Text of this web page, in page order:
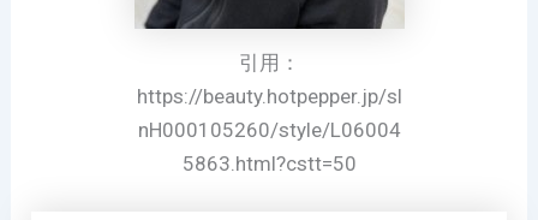
引用：
https://beauty.hotpepper.jp/sl
nH000105260/style/L06004
5863.html?cstt=50